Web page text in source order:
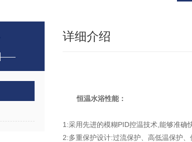
详细介绍
恒温水浴性能：
1:采用先进的模糊PID控温技术,能够准确
2:多重保护设计:过流保护、高低温保护